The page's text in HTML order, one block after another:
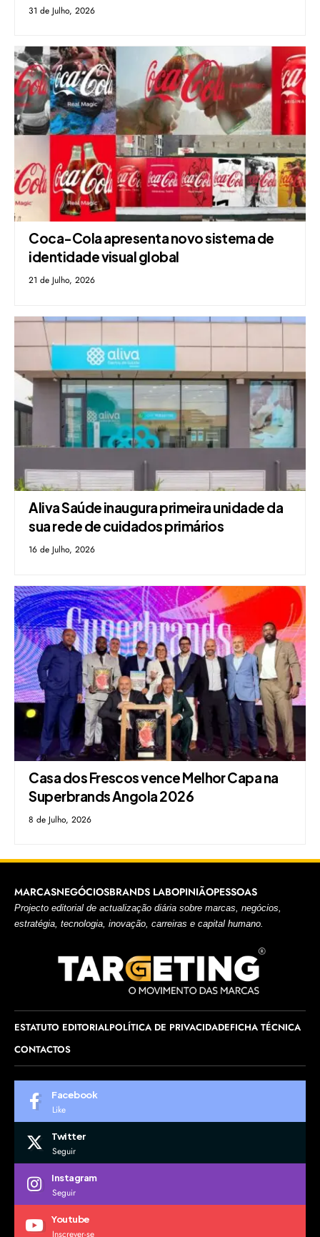
31 de Julho, 2026
Coca-Cola apresenta novo sistema de
identidade visual global
21 de Julho, 2026
Aliva Saúde inaugura primeira unidade da
sua rede de cuidados primários
16 de Julho, 2026
Casa dos Frescos vence Melhor Capa na
Superbrands Angola 2026
8 de Julho, 2026
MARCASNEGÓCIOSBRANDS LABOPINIÃOPESSOAS
Projecto editorial de actualização diária sobre marcas, negócios,
estratégia, tecnologia, inovação, carreiras e capital humano.
ESTATUTO EDITORIALPOLÍTICA DE PRIVACIDADEFICHA TÉCNICA
CONTACTOS
Facebook
Like
Twitter
Seguir
Instagram
Seguir
Youtube
Inscrever-se